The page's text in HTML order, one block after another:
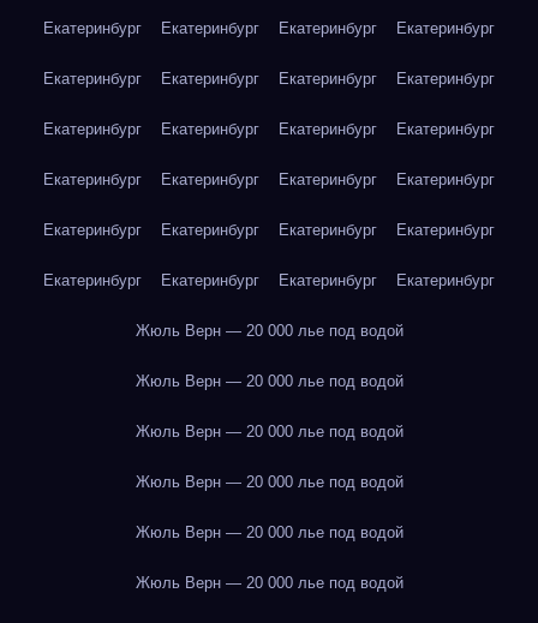
Екатеринбург Екатеринбург Екатеринбург Екатеринбург
Екатеринбург Екатеринбург Екатеринбург Екатеринбург
Екатеринбург Екатеринбург Екатеринбург Екатеринбург
Екатеринбург Екатеринбург Екатеринбург Екатеринбург
Екатеринбург Екатеринбург Екатеринбург Екатеринбург
Екатеринбург Екатеринбург Екатеринбург Екатеринбург
Жюль Верн — 20 000 лье под водой
Жюль Верн — 20 000 лье под водой
Жюль Верн — 20 000 лье под водой
Жюль Верн — 20 000 лье под водой
Жюль Верн — 20 000 лье под водой
Жюль Верн — 20 000 лье под водой